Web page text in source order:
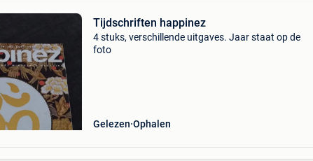
Tijdschriften happinez
4 stuks, verschillende uitgaves. Jaar staat op de
foto
Gelezen Ophalen